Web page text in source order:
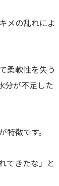
メの乱れによ
柔軟性を失う
分が不足した
徴です。
てきたな」と